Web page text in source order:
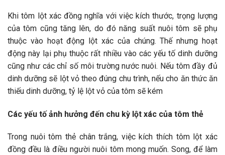
Khi tôm lột xác đồng nghĩa với việc kích thước, trọng lượng
của tôm cũng tăng lên, do đó năng suất nuôi tôm sẽ phụ
thuộc vào hoạt động lột xác của chúng. Thế nhưng hoạt
động này lại phụ thuộc rất nhiều vào các yếu tố dinh dưỡng
cũng như các chỉ số môi trường nước nuôi. Nếu tôm đầy đủ
dinh dưỡng sẽ lột vỏ theo đúng chu trình, nếu cho ăn thức ăn
thiếu dinh dưỡng, tỷ lệ lột vỏ của tôm sẽ kém
Các yếu tố ảnh hưởng đến chu kỳ lột xác của tôm thẻ
Trong nuôi tôm thẻ chân trắng, việc kích thích tôm lột xác
đồng đều là điều người nuôi tôm mong muốn. Song, để làm